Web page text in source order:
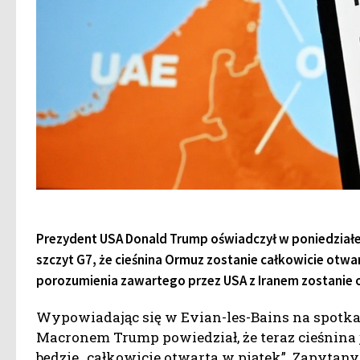
Prezydent USA Donald Trump oświadczył w
szczyt G7, że cieśnina Ormuz zostanie całkowicie
porozumienia zawartego przez USA z Iranem
Wypowiadając się w Evian-les-Bains na
Macronem Trump powiedział, że teraz